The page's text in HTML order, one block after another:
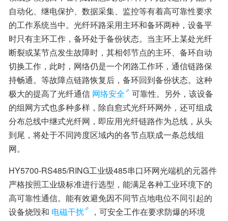
自动化、继电保护、数据采集、监控等有着高可靠性要求
的工作系统当中。光纤环路采用主环和备环两种，设备平
时只有主环工作，备环处于备份状态。当主环上某处光纤
断裂或某节点发生故障时，其相邻节点的主环、备环自动
切换工作，此时，网络仍是一个闭路工作环，通信链路保
持畅通。等故障点链路恢复后，备环回到备份状态。这种
极大的提高了光纤通信 网络安全
可靠性。另外，该设备
的组网方式也多种多样，除自愈式光纤环网外，还可组成
分布总线中继式光纤网，即应用光纤链路作为总线，从头
到尾，将处于不同跨度区域内的各节点联成一条总线组
网。
HY5700-RS485/RING工业级485串口环网光端机的元器件
严格按照工业级标准进行选型，能满足各种工业环境下的
高可靠性通信。能有效避免因不同节点地电位不同引起的
设备烧毁和 电磁干扰
，可安全工作在要求防爆的环境